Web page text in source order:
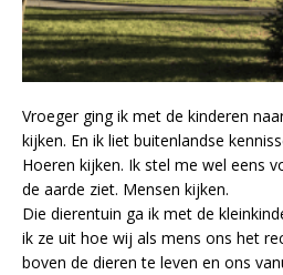
Vroeger ging ik met de kinderen
kijken. En ik liet buitenlandse
Hoeren kijken. Ik stel me wel eens
de aarde ziet. Mensen kijken.
Die dierentuin ga ik met de
ik ze uit hoe wij als mens ons het
boven de dieren te leven en ons